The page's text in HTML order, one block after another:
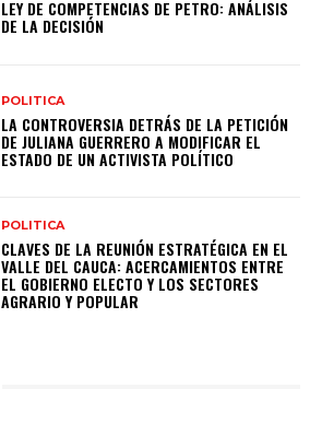
LEY DE COMPETENCIAS DE PETRO: ANÁLISIS
DE LA DECISIÓN
POLITICA
LA CONTROVERSIA DETRÁS DE LA PETICIÓN
DE JULIANA GUERRERO A MODIFICAR EL
ESTADO DE UN ACTIVISTA POLÍTICO
POLITICA
CLAVES DE LA REUNIÓN ESTRATÉGICA EN EL
VALLE DEL CAUCA: ACERCAMIENTOS ENTRE
EL GOBIERNO ELECTO Y LOS SECTORES
AGRARIO Y POPULAR